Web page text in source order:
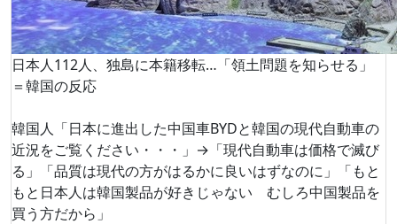
日本人112人、独島に本籍移転…「領土問題を知らせる」
＝韓国の反応
韓国人「日本に進出した中国車BYDと韓国の現代自動車の
近況をご覧ください・・・」→「現代自動車は価格で滅び
る」「品質は現代の方がはるかに良いはずなのに」「もと
もと日本人は韓国製品が好きじゃない むしろ中国製品を
買う方だから」